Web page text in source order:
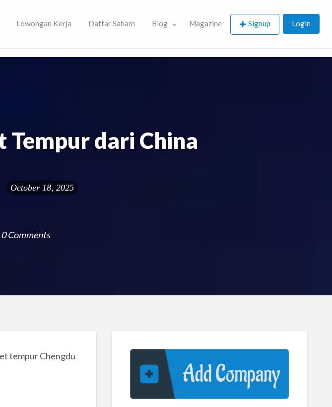
Lowongan Kerja Daftar Saham Blog Magazine Signup Login
Tempur dari China
October 18, 2025
0 Comments
tempur Chengdu